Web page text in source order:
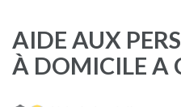
AIDE AUX
À DOMICILE A